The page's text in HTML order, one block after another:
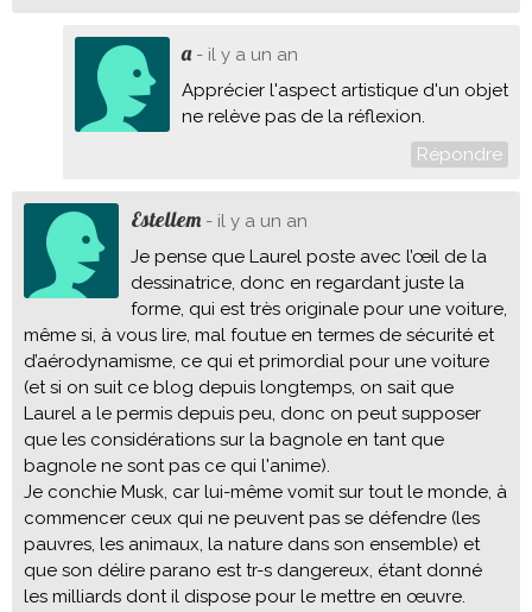
a- il y a un an
Apprécier l'aspect artistique d'un objet
ne relève pas de la réflexion.
Répondre
Estellem- il y a un an
Je pense que Laurel poste avec l’œil de la
dessinatrice, donc en regardant juste la
forme, qui est très originale pour une voiture,
même si, à vous lire, mal foutue en termes de sécurité et
d’aérodynamisme, ce qui et primordial pour une voiture
(et si on suit ce blog depuis longtemps, on sait que
Laurel a le permis depuis peu, donc on peut supposer
que les considérations sur la bagnole en tant que
bagnole ne sont pas ce qui l'anime).
Je conchie Musk, car lui-même vomit sur tout le monde, à
commencer ceux qui ne peuvent pas se défendre (les
pauvres, les animaux, la nature dans son ensemble) et
que son délire parano est tr-s dangereux, étant donné
les milliards dont il dispose pour le mettre en œuvre.